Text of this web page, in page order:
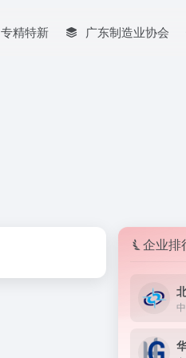
专精特新 广东制造业协会
企业排